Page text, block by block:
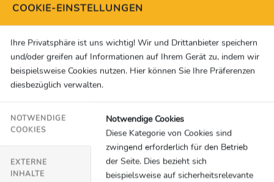
Inklusion in der Bildung
COOKIE-EINSTELLUNGEN
Ihre Privatsphäre ist uns wichtig! Wir und Drittanbieter speichern
und/oder greifen auf Informationen auf Ihrem Gerät zu, indem wir
beispielsweise Cookies nutzen. Hier können Sie Ihre Präferenzen
diesbezüglich verwalten.
NOTWENDIGE
COOKIES
EXTERNE
INHALTE
Notwendige Cookies
Diese Kategorie von Cookies sind
zwingend erforderlich für den Betrieb
der Seite. Dies bezieht sich
beispielsweise auf sicherheitsrelevante